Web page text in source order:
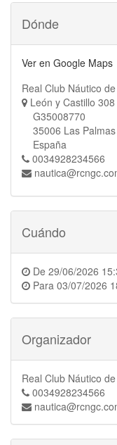
Dónde
Ver en Google Maps
Real Club Náutico
León y Castillo 308
G35008770
35006 Las
España
0034928234566
Cuándo
De 29/06/2026
Para 03/07/2026
Organizador
Real Club Náutico
0034928234566